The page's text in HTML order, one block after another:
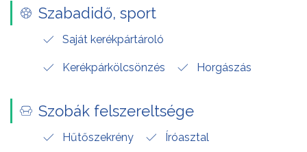
Szabadidő, sport
Saját kerékpártároló
Kerékpárkölcsönzés Horgászás
Szobák felszereltsége
Hűtőszekrény Íróasztal